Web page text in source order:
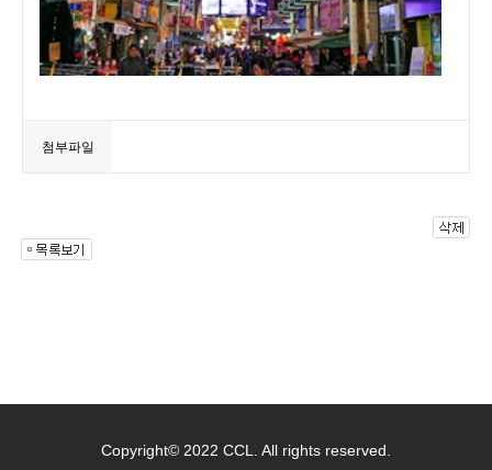
첨부파일
Copyright© 2022 CCL. All rights reserved.